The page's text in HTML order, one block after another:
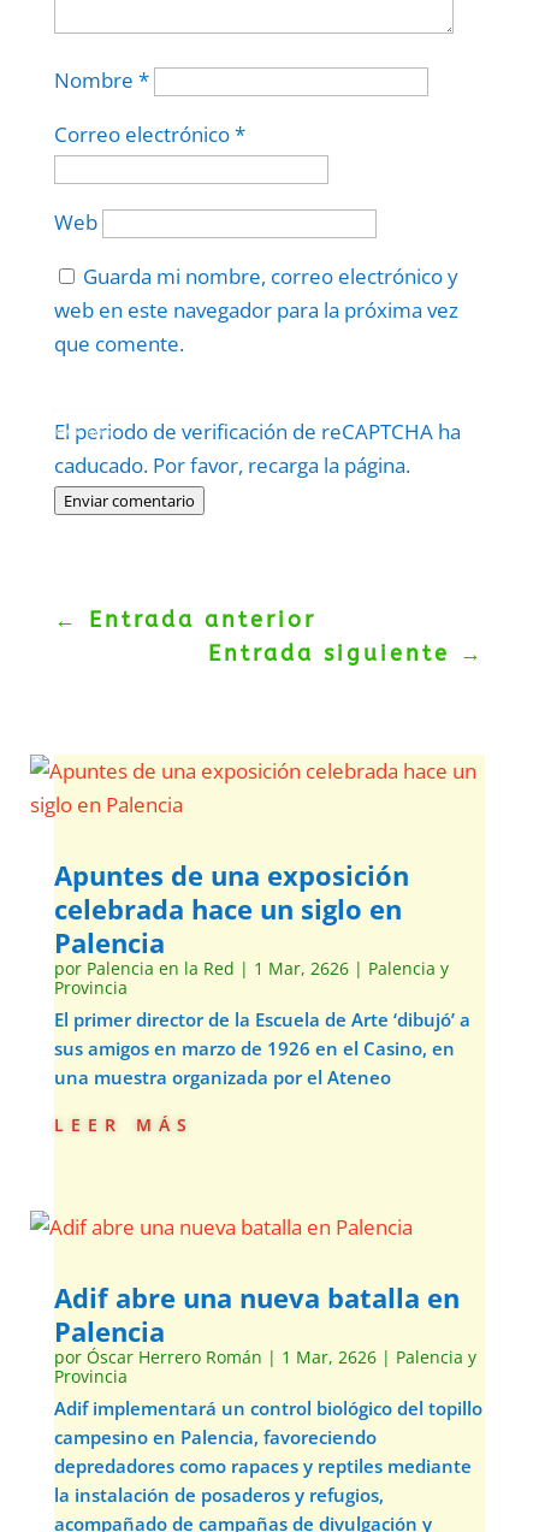
Nombre *
Correo electrónico*
Web
Guarda mi nombre, correo electrónico y
web en este navegador para la próxima vez
que comente.
El periodo de verificación de reCAPTCHA ha
caducado. Por favor, recarga la página.
Enviar comentario
Politica–Términos.
← Entrada anterior
Entrada siguiente
→
Apuntes de una exposición
celebrada hace un siglo en
Palencia
por Palencia en la Red | 1 Mar, 2626| Palencia y
Provincia
El primer director de la Escuela de Arte ‘dibujó’ a
sus amigos en marzo de 1926 en el Casino, en
una muestra organizada por el Ateneo
leer más
Adif abre una nueva batalla en
Palencia
por Óscar Herrero Román | 1 Mar, 2626| Palencia y
Provincia
Adif implementará un control biológico del topillo
campesino en Palencia, favoreciendo
depredadores como rapaces y reptiles mediante
la instalación de posaderos y refugios,
acompañado de campañas de divulgación y